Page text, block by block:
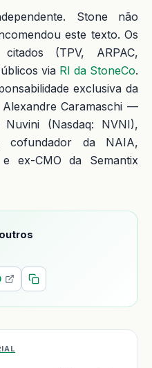
Stone não
este texto. Os
(TPV, ARPAC,
via RI da StoneCo.
exclusiva da
Caramaschi —
(Nasdaq: NVNI),
cofundador da NAIA,
ex-CMO da Semantix